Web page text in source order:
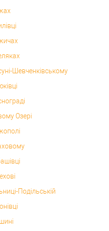
Шевченківському
Озері
Подільській